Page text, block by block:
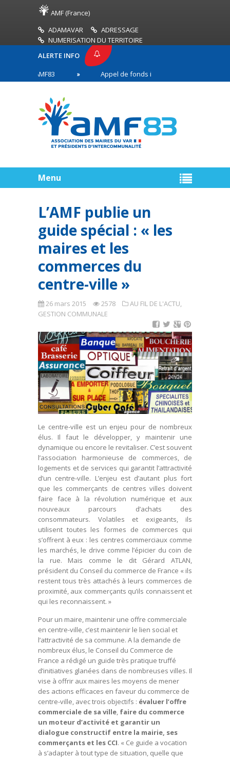
AMF (France)
ADAMAVAR
ADRESSAGE
NUMERISATION DU TERRITOIRE
ALERTE INFO
AMF83
Appel de fonds incendies de forêt
en première ligne
Menu
L’AMF publie un
guide spécial : « les
maires et les
commerces du
centre-ville »
26 mars 2015 2578 AU FIL DE L'ACTU,
GESTION COMMUNALE
Le centre-ville est un enjeu pour de nombreux
élus. Il faut le développer, y maintenir une
dynamique ou encore le revitaliser. C’est souvent
l’association harmonieuse de commerces, de
logements et de services qui garantit l’attractivité
d’un centre-ville. L’enjeu est d’autant plus fort
que les commerçants de centres villes doivent
faire face à la révolution numérique et aux
nouveaux parcours d’achats des
consommateurs. Volatiles et exigeants, ils
utilisent toutes les formes de commerces qui
s’offrent à eux : les centres commerciaux comme
les marchés, le drive comme l’épicier du coin de
la rue. Mais comme le dit Gérard ATLAN,
président du Conseil du commerce de France « ils
restent tous très attachés à leurs commerces de
proximité, aux commerçants qu’ils connaissent et
qui les reconnaissent. »
Pour un maire, maintenir une offre commerciale
en centre-ville, c’est maintenir le lien social et
l’attractivité de sa commune. A la demande de
nombreux élus, le Conseil du Commerce de
France a rédigé un guide très pratique truffé
d’initiatives glanées dans de nombreuses villes. Il
vise à offrir aux maires les moyens de mener
des actions efficaces en faveur du commerce de
centre-ville, avec trois objectifs : évaluer l’offre
commerciale de sa ville, faire du commerce
un moteur d’activité et garantir un
dialogue constructif entre la mairie, ses
commerçants et les CCI. « Ce guide a vocation
à s’adapter à tout type de situation, quelle que